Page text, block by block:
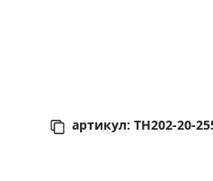
артикул: TH202-20-